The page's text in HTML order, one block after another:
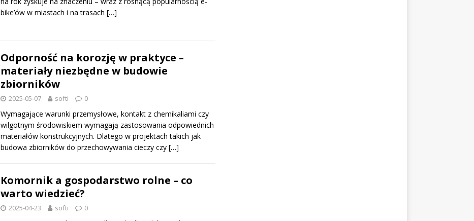
bike’ów w miastach i na trasach […]
Odporność na korozję w praktyce –
materiały niezbędne w budowie
zbiorników
2025-05-07 softi 0
Wymagające warunki przemysłowe, kontakt z chemikaliami czy
wilgotnym środowiskiem wymagają zastosowania odpowiednich
materiałów konstrukcyjnych. Dlatego w projektach takich jak
budowa zbiorników do przechowywania cieczy czy […]
Komornik a gospodarstwo rolne – co
warto wiedzieć?
2025-04-23 softi 0